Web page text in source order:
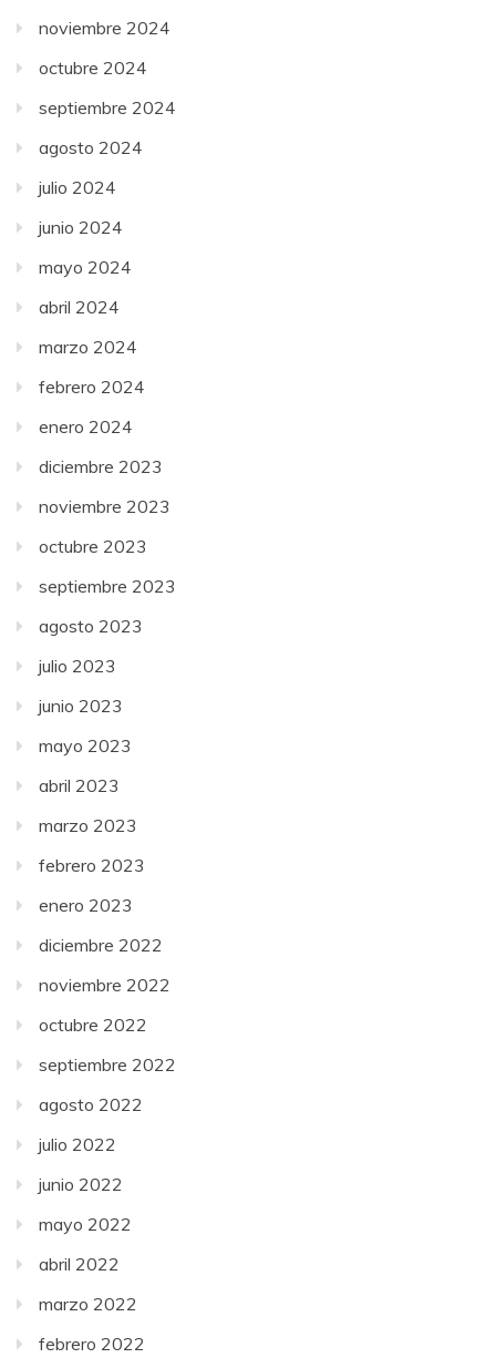
noviembre 2024
octubre 2024
septiembre 2024
agosto 2024
julio 2024
junio 2024
mayo 2024
abril 2024
marzo 2024
febrero 2024
enero 2024
diciembre 2023
noviembre 2023
octubre 2023
septiembre 2023
agosto 2023
julio 2023
junio 2023
mayo 2023
abril 2023
marzo 2023
febrero 2023
enero 2023
diciembre 2022
noviembre 2022
octubre 2022
septiembre 2022
agosto 2022
julio 2022
junio 2022
mayo 2022
abril 2022
marzo 2022
febrero 2022